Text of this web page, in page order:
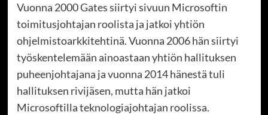
Vuonna 2000 Gates siirtyi sivuun Microsoftin
toimitusjohtajan roolista ja jatkoi yhtiön
ohjelmistoarkkitehtinä. Vuonna 2006 hän siirtyi
työskentelemään ainoastaan yhtiön hallituksen
puheenjohtajana ja vuonna 2014 hänestä tuli
hallituksen rivijäsen, mutta hän jatkoi
Microsoftilla teknologiajohtajan roolissa.